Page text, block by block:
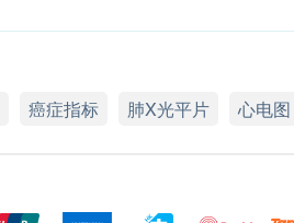
癌症指标 肺X光平片 心电图